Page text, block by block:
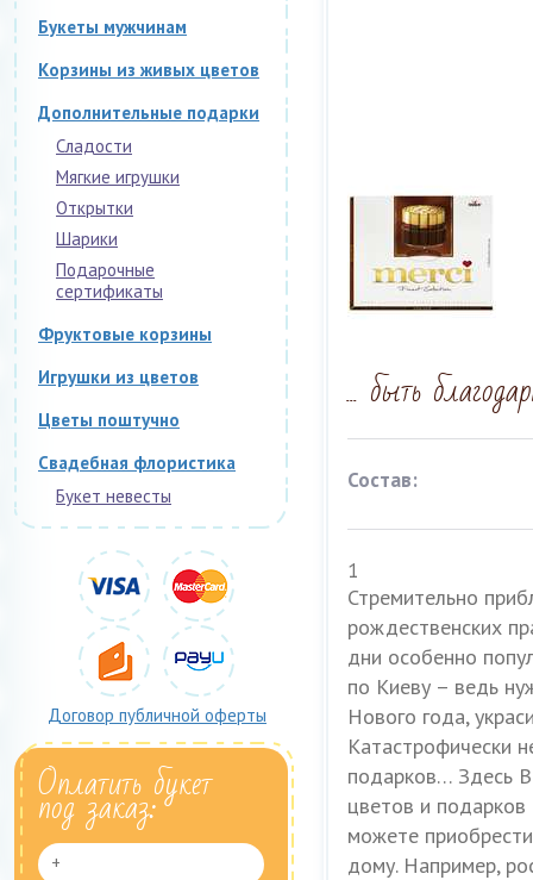
Букеты мужчинам
Корзины из живых цветов
Дополнительные подарки
Сладости
Мягкие игрушки
Открытки
Шарики
Подарочные
сертификаты
Фруктовые корзины
Игрушки из цветов
Цветы поштучно
Свадебная флористика
Букет невесты
Договор публичной оферты
Оплатить букет
под заказ:
... быть
Состав:
1
Стремительно
рождественских
дни особенно
по Киеву – ведь
Нового года,
Катастрофически
подарков… Здесь
цветов и
можете
дому. Например,